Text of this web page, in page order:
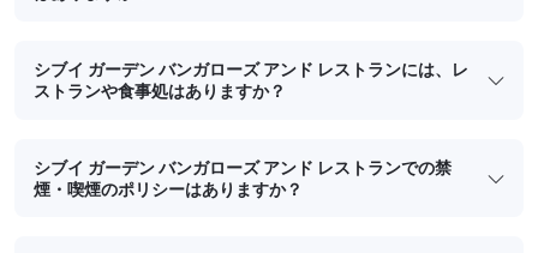
シブイ ガーデン バンガローズ アンド レストランには、レ
ストランや食事処はありますか？
シブイ ガーデン バンガローズ アンド レストランでの禁
煙・喫煙のポリシーはありますか？